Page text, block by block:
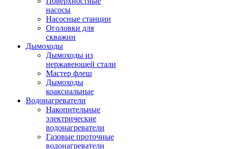
насосы
Насосные станции
Оголовки для
скважин
Дымоходы
Дымоходы из
нержавеющей стали
Мастер флеш
Дымоходы
коаксиальные
Водонагреватели
Накопительные
электрические
водонагреватели
Газовые проточные
водонагреватели